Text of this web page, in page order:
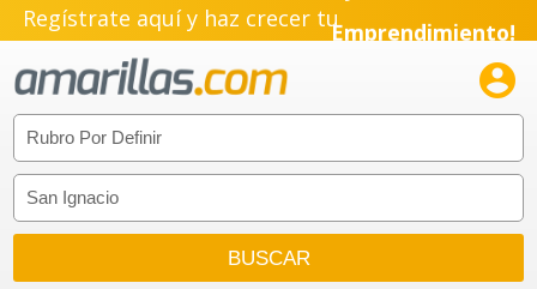
Regístrate aquí y haz crecer tuEmprendimiento!
